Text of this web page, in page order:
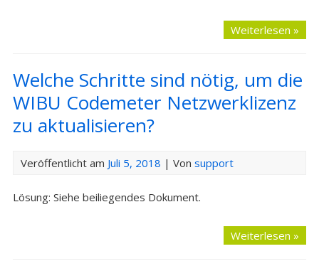
Weiterlesen »
Welche Schritte sind nötig, um die
WIBU Codemeter Netzwerklizenz
zu aktualisieren?
Veröffentlicht am Juli 5, 2018 | Von support
Lösung: Siehe beiliegendes Dokument.
Weiterlesen »